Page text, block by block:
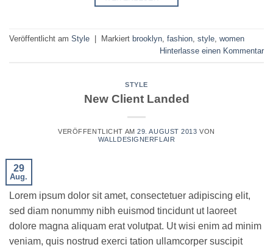
Veröffentlicht am Style Markiert brooklyn, fashion, style, women
Hinterlasse einen Kommentar
STYLE
New Client Landed
VERÖFFENTLICHT AM29. AUGUST 2013 VON
WALLDESIGNERFLAIR
29
Aug.
Lorem ipsum dolor sit amet, consectetuer adipiscing elit,
sed diam nonummy nibh euismod tincidunt ut laoreet
dolore magna aliquam erat volutpat. Ut wisi enim ad minim
veniam, quis nostrud exerci tation ullamcorper suscipit